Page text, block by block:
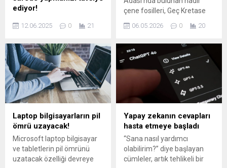
ediyor!
işbirliğiyle yapılan araştırma,
kullanıcılarının %60’tan
fazlasının kimlik avı amaçlı
e-postalarla hedef alındığını
ve bu kişilerin üçte birinin
veri hırsızlığına uğradığını
ortaya koydu.
12.06.2025 0 21
çene fosilleri, Geç Kretase
devasa ahtapotların
Araştırmacılar,
omurgasızların da büyük
boyutlara erişip
ekosistemlerde baskın rol
oynayabildiğini gösteren
bulgular sundu. Çene
fosilleri, yüksek
çözünürlüklü tomografi ve
yapay zeka destekli
analizlerle detaylandırıldı;
elde edilen veriler bu
örneklerin 100–72 milyon yıl
06.05.2026 0 20
Laptop bilgisayarların pil
ömrü uzayacak!
Microsoft laptop bilgisayar
ve tabletlerin pil ömrünü
uzatacak özelliği devreye
Yapay zekanın cevapları
hasta etmeye başladı
“Sana nasıl yardımcı
olabilirim?” diye başlayan
cümleler, artık tehlikeli bir